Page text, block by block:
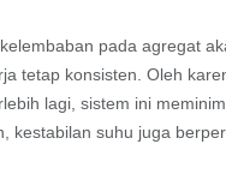
pada agregat
tetap konsisten. Oleh
lagi, sistem ini
kestabilan suhu juga